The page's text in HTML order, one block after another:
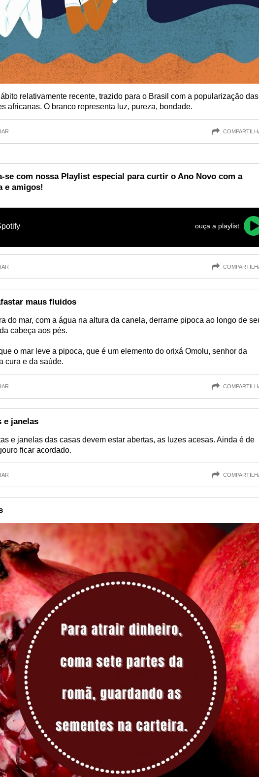
relativamente recente, trazido para o Brasil com a popularização das
africanas. O branco representa luz, pureza, bondade.
se com nossa Playlist especial para curtir o Ano Novo com a
e amigos!
ouça a playlist
maus fluidos
do mar, com a água na altura da canela, derrame pipoca ao longo de
cabeça aos pés.
o mar leve a pipoca, que é um elemento do orixá Omolu, senhor da
cura e da saúde.
e janelas
e janelas das casas devem estar abertas, as luzes acesas. Ainda é de
ficar acordado.